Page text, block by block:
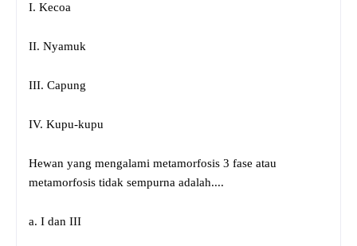
I. Kecoa
II. Nyamuk
III. Capung
IV. Kupu-kupu
Hewan yang mengalami metamorfosis 3 fase atau
metamorfosis tidak sempurna adalah....
a. I dan III